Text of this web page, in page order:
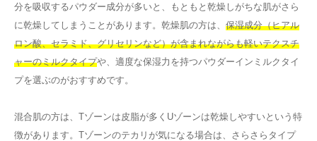
分を吸収するパウダー成分が多いと、もともと乾燥しがちな肌がさら
に乾燥してしまうことがあります。乾燥肌の方は、 保湿成分（ヒアル
ロン酸、セラミド、グリセリンなど）が含まれながらも軽いテクスチ
ャーのミルクタイプや、適度な保湿力を持つパウダーインミルクタイ
プを選ぶのがおすすめです。
混合肌の方は、Tゾーンは皮脂が多くUゾーンは乾燥しやすいという特
徴があります。Tゾーンのテカリが気になる場合は、さらさらタイプ